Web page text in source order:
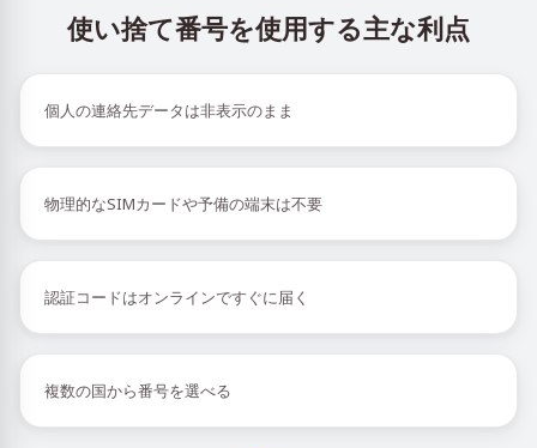
使い捨て番号を使用する主な利点
個人の連絡先データは非表示のまま
物理的なSIMカードや予備の端末は不要
認証コードはオンラインですぐに届く
複数の国から番号を選べる